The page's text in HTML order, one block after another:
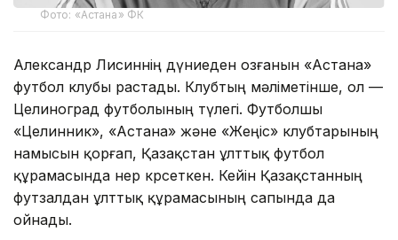
Фото: «Астана» ФК
Александр Лисиннің дүниеден озғанын «Астана»
футбол клубы растады. Клубтың мәліметінше, ол —
Целиноград футболының түлегі. Футболшы
«Целинник», «Астана» және «Жеңіс» клубтарының
намысын қорғап, Қазақстан ұлттық футбол
құрамасында өнер көрсеткен. Кейін Қазақстанның
футзалдан ұлттық құрамасының сапында да
ойнады.